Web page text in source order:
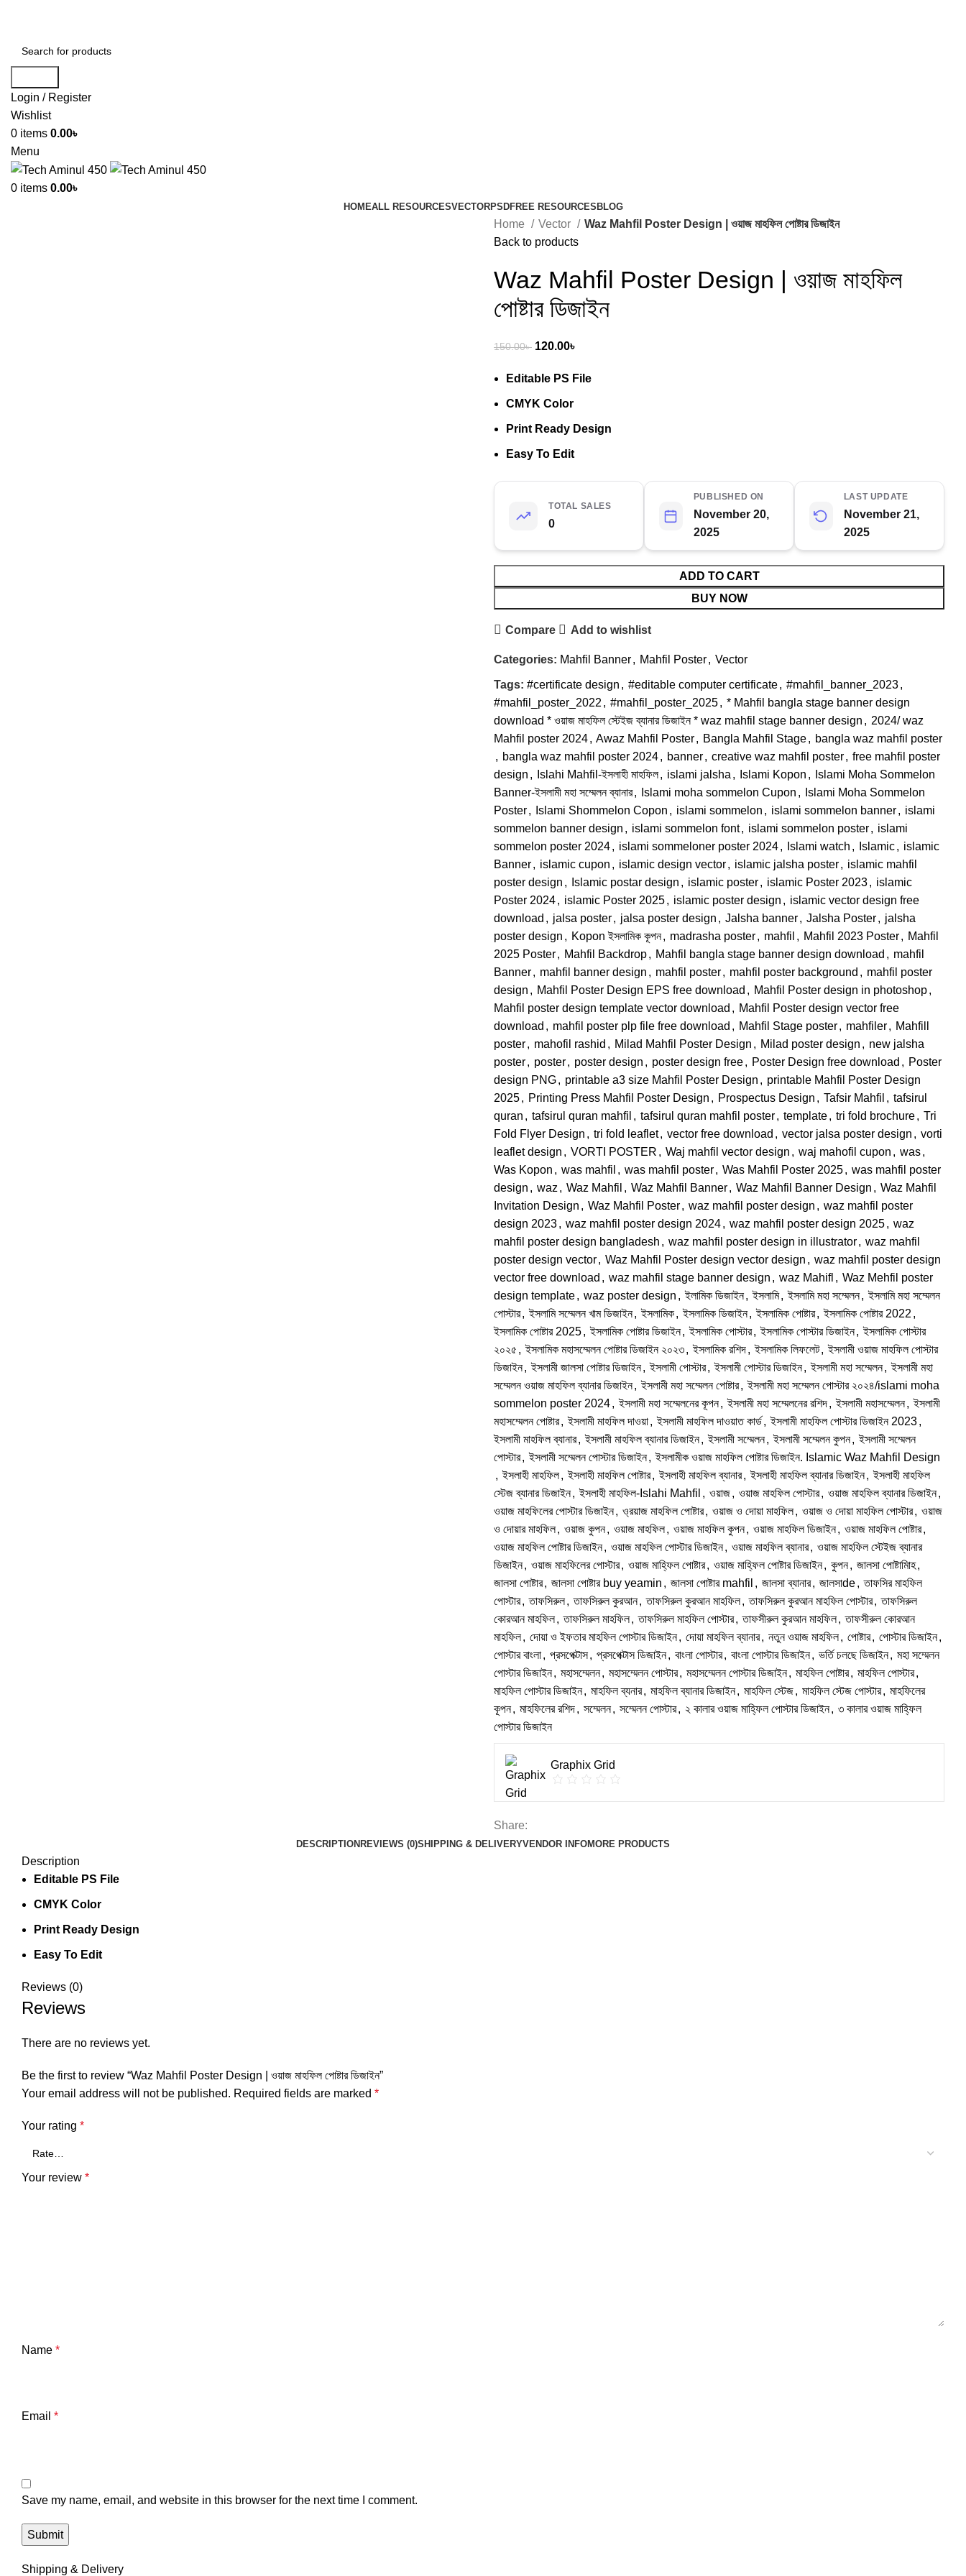
Login / Register
Wishlist
0 items 0.00৳
Menu
0 items 0.00৳
HOMEALL RESOURCESVECTORPSDFREE RESOURCES BLOG
Home Vector
Waz Mahfil Poster Design | ওয়াজ মাহফিল পোষ্টার ডিজাইন
Back to products
Waz Mahfil Poster Design | ওয়াজ মাহফিল
পোষ্টার ডিজাইন
150.00৳ 120.00৳
Editable PS File
CMYK Color
Print Ready Design
Easy To Edit
TOTAL SALES
0
PUBLISHED ON
November 20,
2025
LAST UPDATE
November 21,
2025
ADD TO CART
BUY NOW
Compare Add to wishlist
Categories: Mahfil Banner, Mahfil Poster, Vector
Tags: #certificate design , #editable computer certificate, #mahfil_banner_2023,
#mahfil_poster_2022 , #mahfil_poster_2025, * Mahfil bangla stage banner design
download * ওয়াজ মাহফিল স্টেইজ ব্যানার ডিজাইন * waz mahfil stage banner design , 2024/ waz
Mahfil poster 2024, Awaz Mahfil Poster, Bangla Mahfil Stage, bangla waz mahfil poster
, bangla waz mahfil poster 2024, banner, creative waz mahfil poster, free mahfil poster
design , Islahi Mahfil-ইসলাহী মাহফিল, islami jalsha , Islami Kopon ,
Islami Moha Sommelon
Banner-ইসলামী মহা সম্মেলন ব্যানার, Islami moha sommelon Cupon ,
Islami Moha Sommelon
Poster, Islami Shommelon Copon , islami sommelon , islami sommelon banner, islami
sommelon banner design , islami sommelon font, islami sommelon poster, islami
sommelon poster 2024, islami sommeloner poster 2024, Islami watch , Islamic, islamic
Banner, islamic cupon , islamic design vector, islamic jalsha poster, islamic mahfil
poster design , Islamic postar design , islamic poster, islamic Poster 2023, islamic
Poster 2024, islamic Poster 2025, islamic poster design , islamic vector design free
download , jalsa poster, jalsa poster design , Jalsha banner, Jalsha Poster, jalsha
poster design , Kopon ইসলামিক কূপন, madrasha poster, mahfil , Mahfil 2023 Poster, Mahfil
2025 Poster, Mahfil Backdrop, Mahfil bangla stage banner design download , mahfil
Banner, mahfil banner design , mahfil poster, mahfil poster background , mahfil poster
design , Mahfil Poster Design EPS free download , Mahfil Poster design in photoshop,
Mahfil poster design template vector download , Mahfil Poster design vector free
download , mahfil poster plp file free download , Mahfil Stage poster, mahfiler, Mahfill
poster, mahofil rashid , Milad Mahfil Poster Design , Milad poster design , new jalsha
poster, poster, poster design , poster design free, Poster Design free download , Poster
design PNG, printable a3 size Mahfil Poster Design , printable Mahfil Poster Design
2025, Printing Press Mahfil Poster Design , Prospectus Design , Tafsir Mahfil , tafsirul
quran , tafsirul quran mahfil , tafsirul quran mahfil poster, template, tri fold brochure, Tri
Fold Flyer Design , tri fold leaflet, vector free download , vector jalsa poster design , vorti
leaflet design , VORTI POSTER , Waj mahfil vector design , waj mahofil cupon , was,
Was Kopon , was mahfil , was mahfil poster, Was Mahfil Poster 2025, was mahfil poster
design , waz , Waz Mahfil , Waz Mahfil Banner, Waz Mahfil Banner Design , Waz Mahfil
Invitation Design , Waz Mahfil Poster, waz mahfil poster design , waz mahfil poster
design 2023, waz mahfil poster design 2024, waz mahfil poster design 2025, waz
mahfil poster design bangladesh , waz mahfil poster design in illustrator, waz mahfil
poster design vector, Waz Mahfil Poster design vector design , waz mahfil poster design
vector free download , waz mahfil stage banner design , waz Mahifl , Waz Mehfil poster
design template, waz poster design , ইলামিক ডিজাইন, ইসলামি, ইসলামি মহা সম্মেলন, ইসলামি মহা সম্মেলন
পোস্টার, ইসলামি সম্মেলন খাম ডিজাইন, ইসলামিক, ইসলামিক ডিজাইন, ইসলামিক পোষ্টার, ইসলামিক পোষ্টার 2022 ,
ইসলামিক পোষ্টার 2025, ইসলামিক পোষ্টার ডিজাইন, ইসলামিক পোস্টার, ইসলামিক পোস্টার ডিজাইন, ইসলামিক পোস্টার
২০২৫ , ইসলামিক মহাসম্মেলন পোষ্টার ডিজাইন ২০২৩, ইসলামিক রশিদ, ইসলামিক লিফলেট, ইসলামী ওয়াজ মাহফিল পোস্টার
ডিজাইন, ইসলামী জালসা পোষ্টার ডিজাইন, ইসলামী পোস্টার, ইসলামী পোস্টার ডিজাইন, ইসলামী মহা সম্মেলন, ইসলামী মহা
সম্মেলন ওয়াজ মাহফিল ব্যানার ডিজাইন, ইসলামী মহা সম্মেলন পোষ্টার, ইসলামী মহা সম্মেলন পোস্টার ২০২৪/islami moha
sommelon poster 2024, ইসলামী মহা সম্মেলনের কূপন, ইসলামী মহা সম্মেলনের রশিদ, ইসলামী মহাসম্মেলন, ইসলামী
মহাসম্মেলন পোষ্টার, ইসলামী মাহফিল দাওয়া, ইসলামী মাহফিল দাওয়াত কার্ড, ইসলামী মাহফিল পোস্টার ডিজাইন 2023,
ইসলামী মাহফিল ব্যানার, ইসলামী মাহফিল ব্যানার ডিজাইন, ইসলামী সম্মেলন, ইসলামী সম্মেলন কুপন, ইসলামী সম্মেলন
পোস্টার, ইসলামী সম্মেলন পোস্টার ডিজাইন, ইসলামীক ওয়াজ মাহফিল পোষ্টার ডিজাইন. Islamic Waz Mahfil Design
, ইসলাহী মাহফিল, ইসলাহী মাহফিল পোষ্টার, ইসলাহী মাহফিল ব্যানার, ইসলাহী মাহফিল ব্যানার ডিজাইন, ইসলাহী মাহফিল
স্টেজ ব্যানার ডিজাইন, ইসলাহী মাহফিল-Islahi Mahfil , ওয়াজ, ওয়াজ মাহফিল পোস্টার, ওয়াজ মাহফিল ব্যানার ডিজাইন,
ওয়াজ মাহফিলের পোস্টার ডিজাইন, ও্রয়াজ মাহফিল পোষ্টার, ওয়াজ ও দোয়া মাহফিল, ওয়াজ ও দোয়া মাহফিল পোস্টার, ওয়াজ
ও দোয়ার মাহফিল, ওয়াজ কুপন, ওয়াজ মাহফিল, ওয়াজ মাহফিল কুপন, ওয়াজ মাহফিল ডিজাইন, ওয়াজ মাহফিল পোষ্টার,
ওয়াজ মাহফিল পোষ্টার ডিজাইন, ওয়াজ মাহফিল পোস্টার ডিজাইন, ওয়াজ মাহফিল ব্যানার, ওয়াজ মাহফিল স্টেইজ ব্যানার
ডিজাইন, ওয়াজ মাহফিলের পোস্টার, ওয়াজ মাহ্ফিল পোষ্টার, ওয়াজ মাহ্ফিল পোষ্টার ডিজাইন, কুপন, জালসা পোষ্টামিাহ,
জালসা পোষ্টার, জালসা পোষ্টার buy yeamin , জালসা পোষ্টার mahfil , জালসা ব্যানার, জালসাde, তাফসির মাহফিল
পোস্টার, তাফসিরুল, তাফসিরুল কুরআন, তাফসিরুল কুরআন মাহফিল, তাফসিরুল কুরআন মাহফিল পোস্টার, তাফসিরুল
কোরআন মাহফিল, তাফসিরুল মাহফিল, তাফসিরুল মাহফিল পোস্টার, তাফসীরুল কুরআন মাহফিল, তাফসীরুল কোরআন
মাহফিল, দোয়া ও ইফতার মাহফিল পোস্টার ডিজাইন, দোয়া মাহফিল ব্যানার, নতুন ওয়াজ মাহফিল, পোষ্টার, পোস্টার ডিজাইন,
পোস্টার বাংলা, প্রসপেক্টাস, প্রসপেক্টাস ডিজাইন, বাংলা পোস্টার, বাংলা পোস্টার ডিজাইন, ভর্তি চলছে ডিজাইন, মহা সম্মেলন
পোস্টার ডিজাইন, মহাসম্মেলন, মহাসম্মেলন পোস্টার, মহাসম্মেলন পোস্টার ডিজাইন, মাহফিল পোষ্টার, মাহফিল পোস্টার,
মাহফিল পোস্টার ডিজাইন, মাহফিল ব্যনার, মাহফিল ব্যানার ডিজাইন, মাহফিল স্টেজ, মাহফিল স্টেজ পোস্টার, মাহফিলের
কূপন, মাহফিলের রশিদ, সম্মেলন, সম্মেলন পোস্টার, ২ কালার ওয়াজ মাহ্ফিল পোস্টার ডিজাইন, ৩ কালার ওয়াজ মাহ্ফিল
পোস্টার ডিজাইন
Graphix Grid
Share:
DESCRIPTION REVIEWS (0)SHIPPING & DELIVERYVENDOR INFOMORE PRODUCTS
Description
Editable PS File
CMYK Color
Print Ready Design
Easy To Edit
Reviews (0)
Reviews
There are no reviews yet.
Be the first to review “Waz Mahfil Poster Design | ওয়াজ মাহফিল পোষ্টার ডিজাইন”
Your email address will not be published. Required fields are marked *
Your rating *
Your review *
Name *
Email *
Save my name, email, and website in this browser for the next time I comment.
Shipping & Delivery